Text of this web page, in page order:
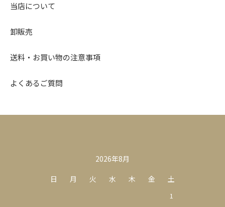
当店について
卸販売
送料・お買い物の注意事項
よくあるご質問
2026年8月
日
月 火 水 木 金 土
1